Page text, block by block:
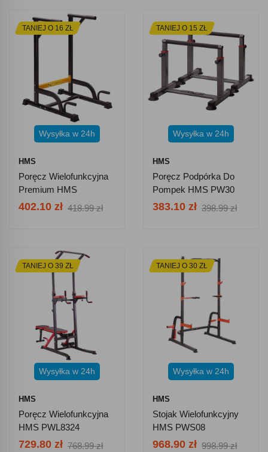
TANIEJ O 16 ZŁ
Wysyłka w 24h
HMS
Poręcz Wielofunkcyjna
Premium HMS
PWL8306
402.10 zł 418.99 zł
TANIEJ O 15 ZŁ
Wysyłka w 24h
HMS
Poręcz Podpórka Do
Pompek HMS PW30
PRO
383.10 zł 398.99 zł
TANIEJ O 39 ZŁ
Wysyłka w 24h
HMS
Poręcz Wielofunkcyjna
HMS PWL8324
729.80 zł 768.99 zł
TANIEJ O 30 ZŁ
Wysyłka w 24h
HMS
Stojak Wielofunkcyjny
HMS PWS08
968.90 zł 998.99 zł